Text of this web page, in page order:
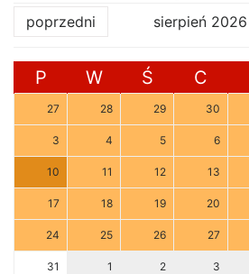
poprzedni sierpień 2026
P W Ś C
27 28 29 30
3 4 5 6
10 11 12 13
17 18 19 20
24 25 26 27
31 1 2 3